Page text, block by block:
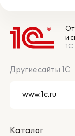
и
Другие сайты 1С
Каталог